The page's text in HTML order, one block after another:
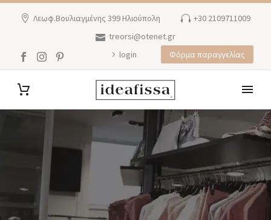
Λεωφ.Βουλιαγμένης 399 Ηλιούπολη
+30 2109711009
treorsi@otenet.gr
login
Φόρμα παραγγελίας